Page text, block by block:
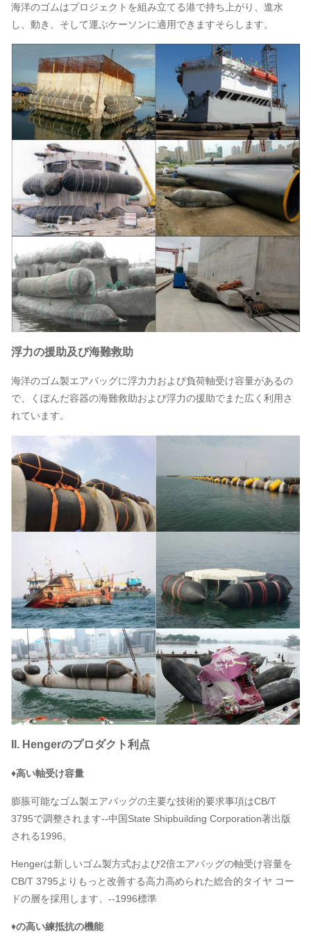
海洋のゴムはプロジェクトを組み立てる港で持ち上がり、進水
し、動き、そして運ぶケーソンに適用できますそらします。
浮力の援助及び海難救助
海洋のゴム製エアバッグに浮力力および負荷軸受け容量があるの
で、くぼんだ容器の海難救助および浮力の援助でまた広く利用さ
れています。
II. Hengerのプロダクト利点
♦高い軸受け容量
膨脹可能なゴム製エアバッグの主要な技術的要求事項はCB/T
3795で調整されます--中国State Shipbuilding Corporation著出版
される1996。
Hengerは新しいゴム製方式および2倍エアバッグの軸受け容量を
CB/T 3795よりもっと改善する高力高められた総合的タイヤ コー
ドの層を採用します、--1996標準
♦の高い練抵抗の機能